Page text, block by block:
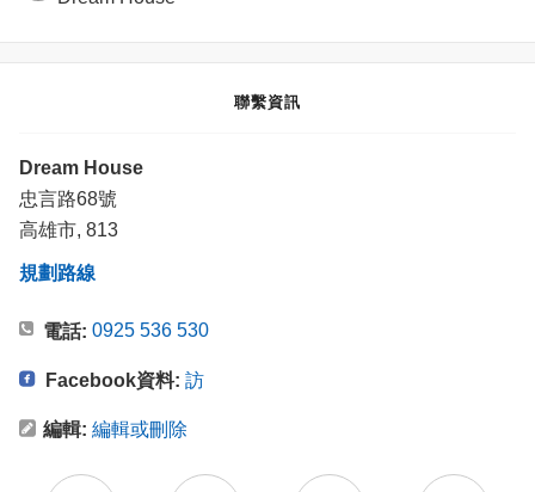
聯繫資訊
Dream House
忠言路68號
高雄市, 813
規劃路線
電話: 0925 536 530
Facebook資料: 訪
編輯: 編輯或刪除